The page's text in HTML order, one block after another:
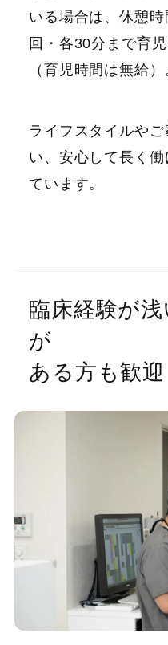
いる場合は、休憩
回・各30分まで育
（育児時間は無給）
ライフスタイルや
い、安心して長く
ています。
臨床経験が
が
ある方も歓迎